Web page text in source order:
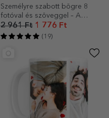
Személyre szabott bögre 8
fotóval és szöveggel – A
legkedvesebb emlékeid
2 961 Ft 1 776 Ft
(19)